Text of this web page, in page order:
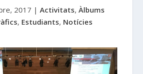
2017 | Activitats, Àlbums
, Estudiants, Notícies